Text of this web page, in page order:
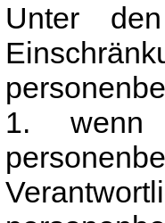
Unter
1. wenn